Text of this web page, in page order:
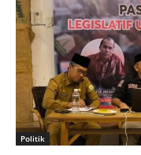
Politik